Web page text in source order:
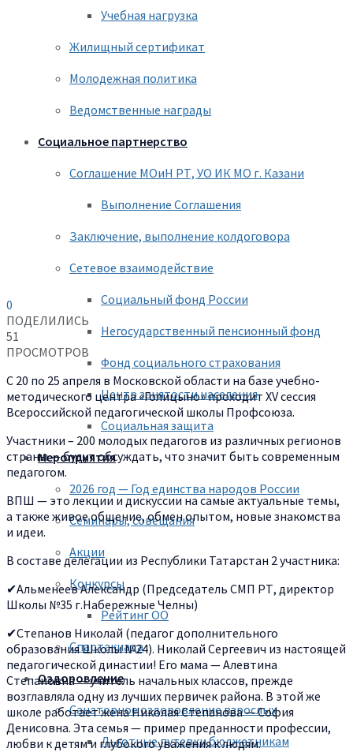
Учебная нагрузка
Жилищный сертификат
Молодежная политика
Ведомственные награды
Социальное партнерство
Соглашение МОиН РТ, УО ИК МО г. Казани
Выполнение Соглашения
Заключение, выполнение колдоговора
Сетевое взаимодействие
Социальный фонд России
Негосударственный пенсионный фонд
Фонд социального страхования
Центр занятости населения
Социальная защита
Мероприятия
2026 год — Год единства народов России
Семинары, совещания
Акции
Конкурсы
Рейтинг ОО
Спартакиада
Оздоровление
Санаторное оздоровление взрослых
Льготные путевки бюджетникам
0
ПОДЕЛИЛИСЬ
51
ПРОСМОТРОВ
С 20 по 25 апреля в Московской области на базе учебно-
методического центра «Голицыно» проходит XV сессия
Всероссийской педагогической школы Профсоюза.
Участники – 200 молодых педагогов из различных регионов
страны — будут обсуждать, что значит быть современным
педагогом.
ВПШ — это лекции и дискуссии на самые актуальные темы,
а также живое общение, обмен опытом, новые знакомства
и идеи.
В составе делегации из Республики Татарстан 2 участника:
✔Альменеев Александр (Председатель СМП РТ, директор
Школы №35 г.Набережные Челны)
✔Степанов Николай (педагог дополнительного
образования Школы №24). Николай Сергеевич из настоящей
педагогической династии! Его мама — Алевтина
Степановна — учитель начальных классов, прежде
возглавляла одну из лучших первичек района. В этой же
школе работает жена Николая Степанова — София
Денисовна. Эта семья — пример преданности профессии,
любви к детям и глубокого уважения к людям.